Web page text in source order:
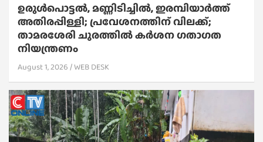
ഉരുൾപൊട്ടൽ, മണ്ണിടിച്ചിൽ, ഇരമ്പിയാര്‍ത്ത്
അതിരപ്പിള്ളി; പ്രവേശനത്തിന് വിലക്ക്;
താമരശേരി ചുരത്തില്‍ കര്‍ശന ഗതാഗത
നിയന്ത്രണം
August 1, 2026 WEB DESK